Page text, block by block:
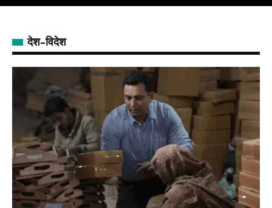
देश-विदेश